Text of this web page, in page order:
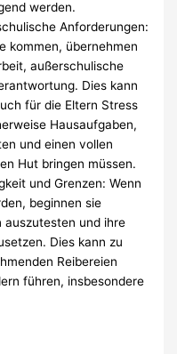
werden.
Anforderungen:
kommen, übernehmen
außerschulische
Dies kann
für die Eltern Stress
Hausaufgaben,
und einen vollen
Hut bringen müssen.
und Grenzen: Wenn
beginnen sie
auszutesten und ihre
Dies kann zu
Reibereien
führen, insbesondere